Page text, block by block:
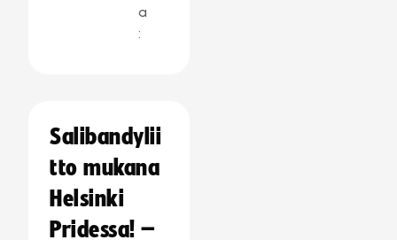
a
:
Salibandylii
tto mukana
Helsinki
Pridessa! –